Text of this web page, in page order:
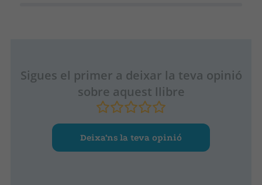
Sigues el primer a deixar la teva opinió
sobre aquest llibre
Deixa’ns la teva opinió